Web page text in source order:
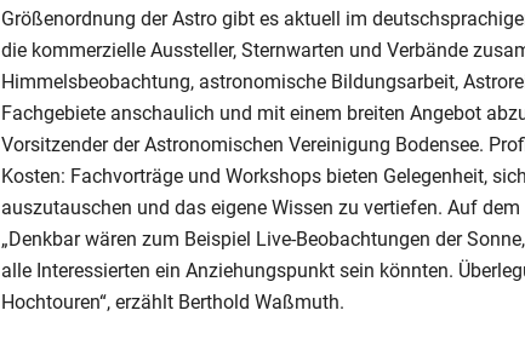
Größenordnung der Astro gibt es aktuell im
die kommerzielle Aussteller, Sternwarten und Verbände
Himmelsbeobachtung, astronomische Bildungsarbeit,
Fachgebiete anschaulich und mit einem breiten Angebot
Vorsitzender der Astronomischen Vereinigung Bodensee.
Kosten: Fachvorträge und Workshops bieten Gelegenheit,
auszutauschen und das eigene Wissen zu vertiefen. Auf
„Denkbar wären zum Beispiel Live-Beobachtungen der
alle Interessierten ein Anziehungspunkt sein könnten.
Hochtouren“, erzählt Berthold Waßmuth.